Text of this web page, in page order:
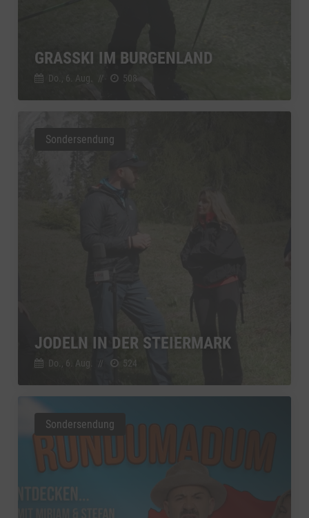
GRASSKI IM BURGENLAND
Do., 6. Aug. // 508
JODELN IN DER STEIERMARK
Do., 6. Aug. // 524
Sondersendung
Sondersendung